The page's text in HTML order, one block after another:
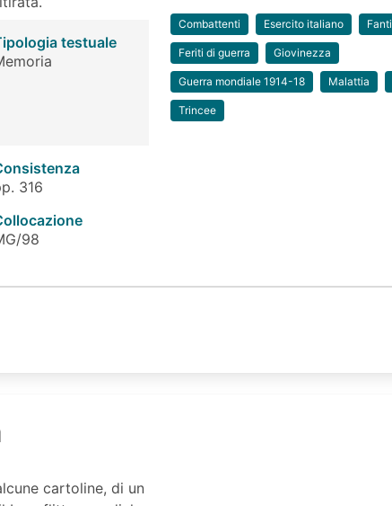
testuale
316
98
Combattenti Esercito italiano Fanti
Feriti di guerra Giovinezza
Guerra mondiale 1914-18 Malattia
Trincee
cartoline, di un